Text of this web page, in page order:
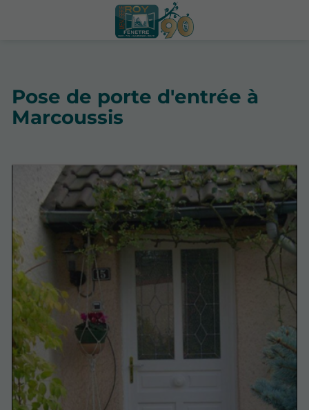
Pose de porte d'entrée à
Marcoussis